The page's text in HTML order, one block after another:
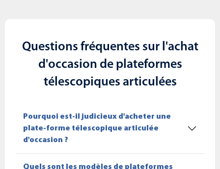
Questions fréquentes sur l'achat
d'occasion de plateformes
télescopiques articulées
Pourquoi est-il judicieux d'acheter une
plate-forme télescopique articulée
d'occasion ?
Quels sont les modèles de plateformes